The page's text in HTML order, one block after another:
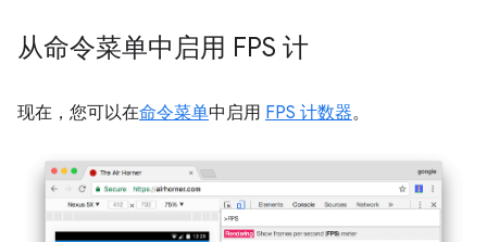
从命令菜单中启用 FPS 计
现在，您可以在命令菜单中启用 FPS 计数器。